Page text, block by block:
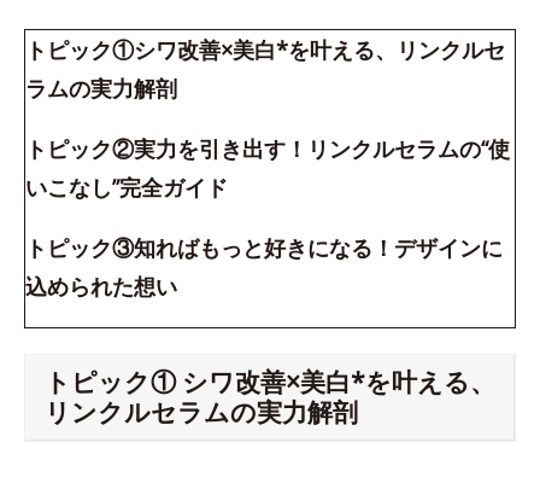
トピック①シワ改善×美白*を叶える、リンクルセ
ラムの実力解剖
トピック②実力を引き出す！リンクルセラムの“使
いこなし”完全ガイド
トピック③知ればもっと好きになる！デザインに
込められた想い
トピック① シワ改善×美白*を叶える、
リンクルセラムの実力解剖